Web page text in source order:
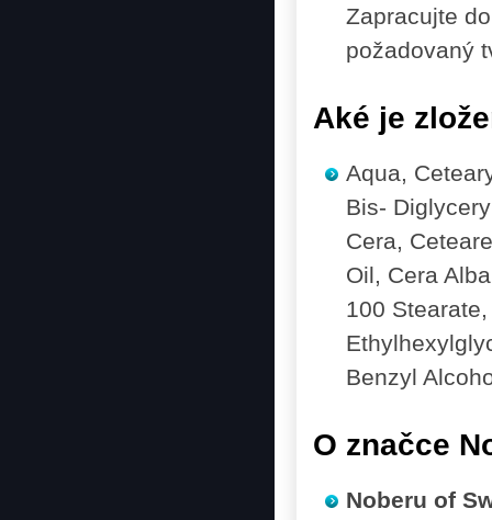
Zapracujte
požadovaný
Aké je
Aqua,
Bis-
Cera,
Oil, Cera
100
Benzyl
O značce
Noberu of